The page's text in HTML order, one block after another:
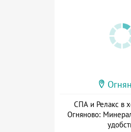
СПА и Релакс в
Огняново: